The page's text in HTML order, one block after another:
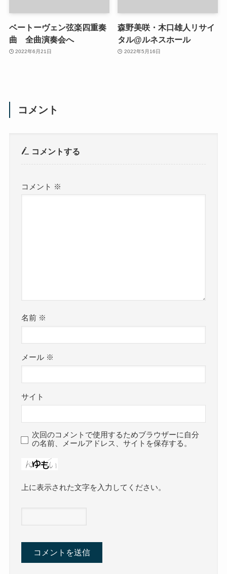
ベートーヴェン弦楽四重奏
曲 全曲演奏会へ
2022年6月21日
森野美咲・木口雄人リサイ
タル@ルネスホール
2022年5月16日
コメント
コメントする
コメント ※
名前 ※
メール ※
サイト
次回のコメントで使用するためブラウザーに自分
の名前、メールアドレス、サイトを保存する。
上に表示された文字を入力してください。